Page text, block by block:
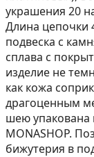
украшения 20
Длина цепочки
подвеска с
сплава с
изделие не
как кожа
драгоценным
шею упакована
MONASHOP.
бижутерия в